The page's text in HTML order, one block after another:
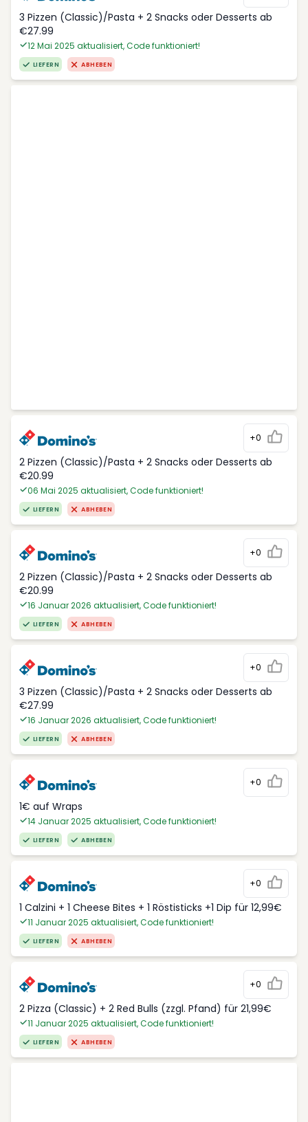
3 Pizzen (Classic)/Pasta + 2 Snacks oder Desserts ab
€27.99
12 Mai 2025 aktualisiert, Code funktioniert!
LIEFERN ABHEBEN
+0
2 Pizzen (Classic)/Pasta + 2 Snacks oder Desserts ab
€20.99
06 Mai 2025 aktualisiert, Code funktioniert!
LIEFERN ABHEBEN
+0
2 Pizzen (Classic)/Pasta + 2 Snacks oder Desserts ab
€20.99
16 Januar 2026 aktualisiert, Code funktioniert!
LIEFERN ABHEBEN
+0
3 Pizzen (Classic)/Pasta + 2 Snacks oder Desserts ab
€27.99
16 Januar 2026 aktualisiert, Code funktioniert!
LIEFERN ABHEBEN
+0
1€ auf Wraps
14 Januar 2025 aktualisiert, Code funktioniert!
LIEFERN ABHEBEN
+0
1 Calzini + 1 Cheese Bites + 1 Röstisticks +1 Dip für 12,99€
11 Januar 2025 aktualisiert, Code funktioniert!
LIEFERN ABHEBEN
+0
2 Pizza (Classic) + 2 Red Bulls (zzgl. Pfand) für 21,99€
11 Januar 2025 aktualisiert, Code funktioniert!
LIEFERN ABHEBEN